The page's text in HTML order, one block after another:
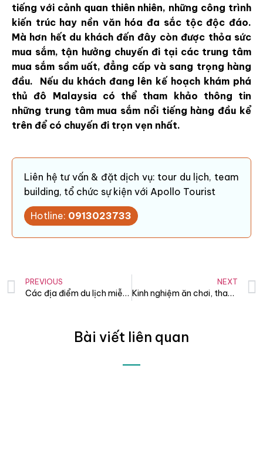
tiếng với cảnh quan thiên nhiên, những công trình
kiến trúc hay nền văn hóa đa sắc tộc độc đáo.
Mà hơn hết du khách đến đây còn được thỏa sức
mua sắm, tận hưởng chuyến đi tại các trung tâm
mua sắm sầm uất, đẳng cấp và sang trọng hàng
đầu. Nếu du khách đang lên kế hoạch khám phá
thủ đô Malaysia có thể tham khảo thông tin
những trung tâm mua sắm nổi tiếng hàng đầu kể
trên để có chuyến đi trọn vẹn nhất.
Liên hệ tư vấn & đặt dịch vụ: tour du lịch, team
building, tổ chức sự kiện với Apollo Tourist
Hotline: 0913023733
PREVIOUS
Các địa điểm du lịch miễn phí ở Đà Nẵng – Hội An
NEXT
Kinh nghiệm ăn chơi, tham quan Chinatown Singapore
Bài viết liên quan